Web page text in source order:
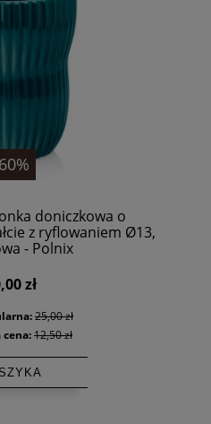
doniczkowa o
z ryflowaniem Ø13,
- Polnix
zł
25,00 zł
cena:12,50 zł